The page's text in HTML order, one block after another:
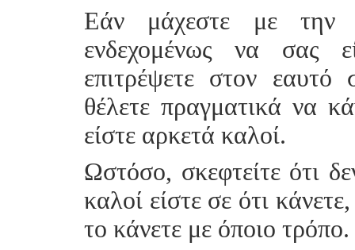
Εάν μάχεστε με την
ενδεχομένως να σας
επιτρέψετε στον
θέλετε πραγματικά να
είστε αρκετά καλοί.
Ωστόσο, σκεφτείτε ότι
καλοί είστε σε ότι
το κάνετε με όποιο τρόπο.